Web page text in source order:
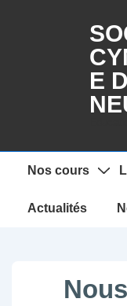
E
Main
Nos cours
Actualités